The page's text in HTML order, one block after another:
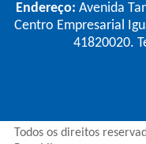
Endereço: Avenida
Centro Empresarial
41820020.
Todos os direitos